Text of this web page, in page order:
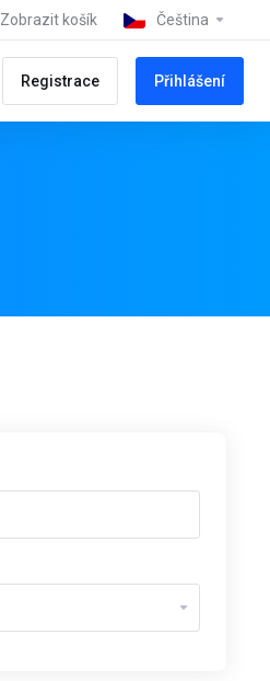
Zobrazit košík Čeština
Registrace Přihlášení